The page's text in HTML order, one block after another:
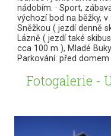
nádobím. · Sport,
výchozí bod na běžky,
Sněžkou ( jezdí denně
Lázně ( jezdí také
cca 100 m ), Mladé
Parkování: před
Fotogalerie -